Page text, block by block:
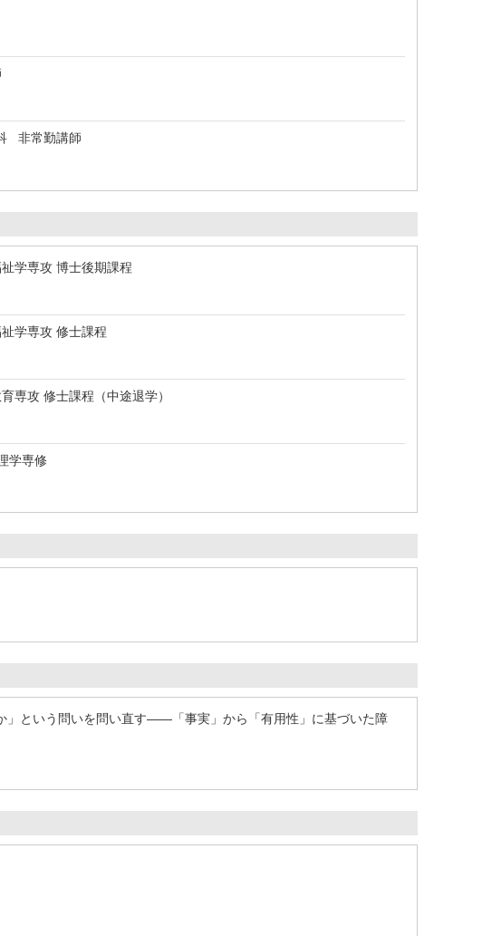
非常勤講師
学専攻 博士後期課程
学専攻 修士課程
攻 修士課程（中途退学）
学専修
」という問いを問い直す――「事実」から「有用性」に基づいた障